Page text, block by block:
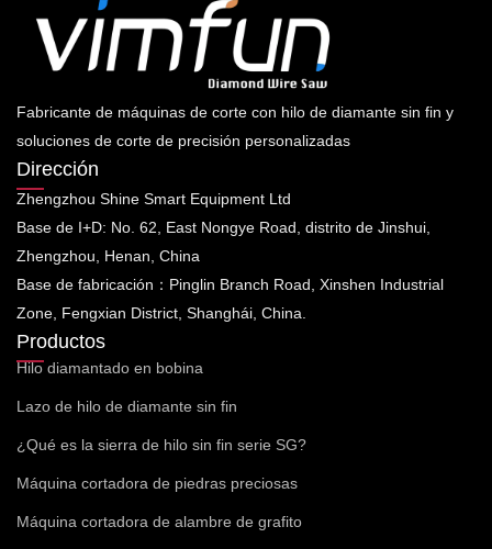
Fabricante de máquinas de corte con hilo de diamante sin fin y
soluciones de corte de precisión personalizadas
Dirección
Zhengzhou Shine Smart Equipment Ltd
Base de I+D: No. 62, East Nongye Road, distrito de Jinshui,
Zhengzhou, Henan, China
Base de fabricación：Pinglin Branch Road, Xinshen Industrial
Zone, Fengxian District, Shanghái, China.
Productos
Hilo diamantado en bobina
Lazo de hilo de diamante sin fin
¿Qué es la sierra de hilo sin fin serie SG?
Máquina cortadora de piedras preciosas
Máquina cortadora de alambre de grafito